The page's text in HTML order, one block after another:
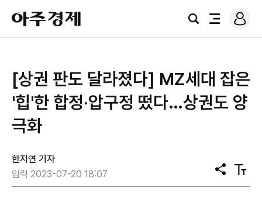
아
주
경
검
전
로
그
[상권 판도 달라졌다] MZ세대 잡은
'힙'한 합정‧압구정 떴다…상권도 양
극화
한지연 기자
입력 2023-07-20 18:07
공
유
텍
스